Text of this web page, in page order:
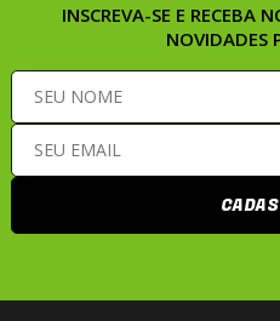
INSCREVA-SE E RECEBA
NOVIDADES